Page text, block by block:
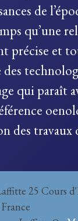
de
qu’une
précise et
qui paraît
des travaux
25 Cours